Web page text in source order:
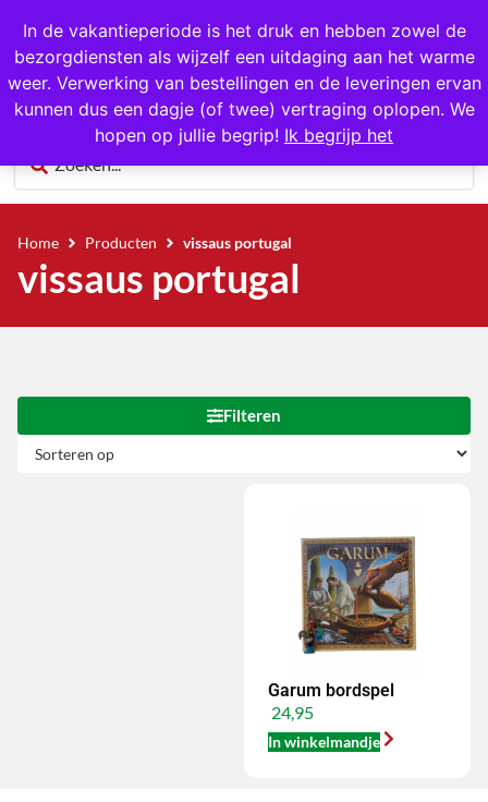
In de vakantieperiode is het druk en hebben zowel de
bezorgdiensten als wijzelf een uitdaging aan het warme
weer. Verwerking van bestellingen en de leveringen ervan
kunnen dus een dagje (of twee) vertraging oplopen. We
hopen op jullie begrip! Ik begrijp het
1000+ producten op voorraad
0
Home Producten vissaus portugal
vissaus portugal
Filteren
Garum bordspel
24,95
In winkelmandje